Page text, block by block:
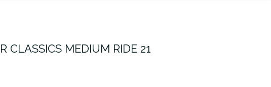
CLASSICS MEDIUM RIDE 21